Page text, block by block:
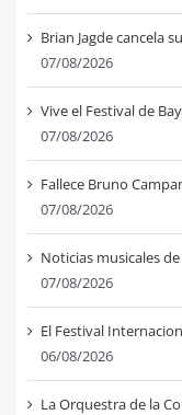
Brian Jagde cancela
07/08/2026
Vive el Festival de
07/08/2026
Fallece Bruno
07/08/2026
Noticias musicales
07/08/2026
El Festival
06/08/2026
La Orquestra de la